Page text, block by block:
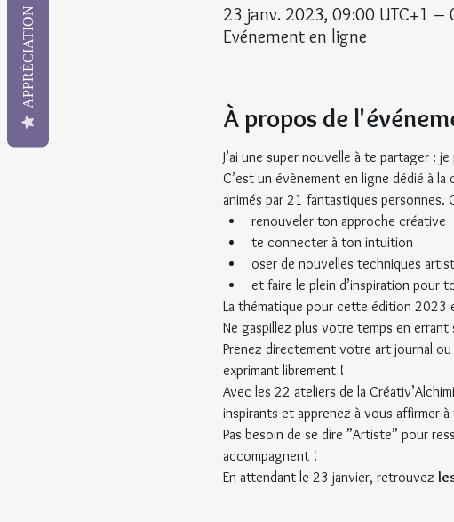
23 janv. 2023, 09:00 UTC+1 –
Evénement en ligne
À propos de
J’ai une super nouvelle à te partager :
C’est un évènement en ligne dédié à
animés par 21 fantastiques personnes.
renouveler ton approche créative
te connecter à ton intuition
oser de nouvelles techniques
et faire le plein d’inspiration pour
La thématique pour cette édition 2023
Ne gaspillez plus votre temps en
Prenez directement votre art journal
exprimant librement !
Avec les 22 ateliers de la
inspirants et apprenez à vous affirmer
Pas besoin de se dire ”Artiste” pour
accompagnent !
En attendant le 23 janvier, retrouvez
APPRÉCIATION